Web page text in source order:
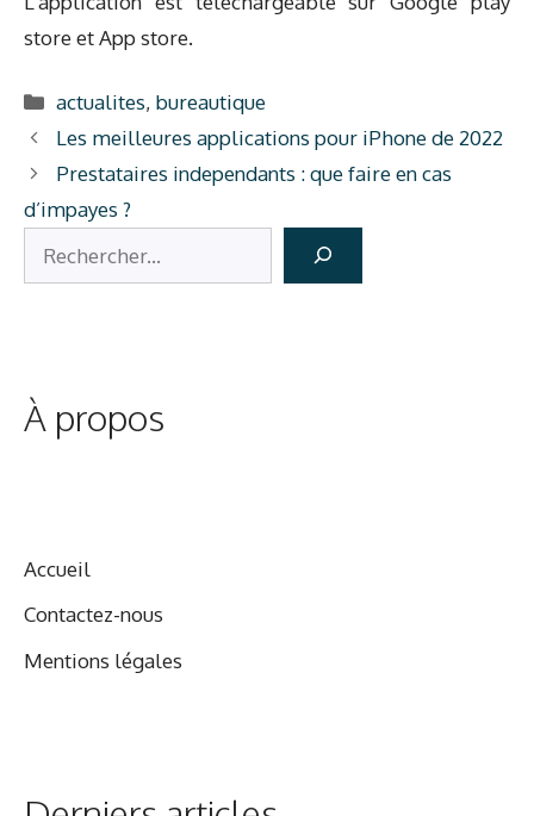
store et App store.
Catégories
actualites, bureautique
Les meilleures applications pour iPhone de 2022
Prestataires independants : que faire en cas
d’impayes ?
Rechercher
À propos
Accueil
Contactez-nous
Mentions légales